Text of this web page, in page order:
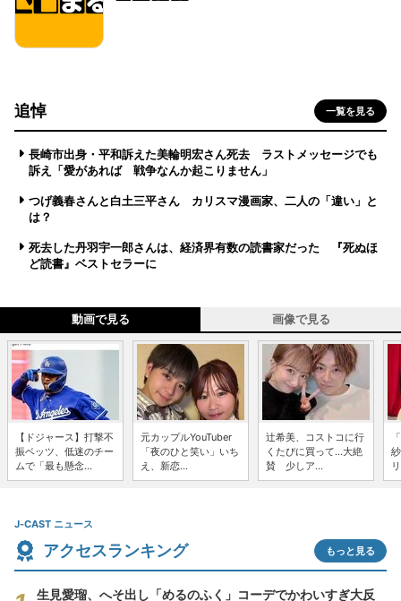
追悼 一覧を見る
長崎市出身・平和訴えた美輪明宏さん死去 ラストメッセージでも
訴え「愛があれば 戦争なんか起こりません」
つげ義春さんと白土三平さん カリスマ漫画家、二人の「違い」と
は？
死去した丹羽宇一郎さんは、経済界有数の読書家だった 『死ぬほ
ど読書』ベストセラーに
動画で見る 画像で見る
【ドジャース】打撃不
振ベッツ、低迷のチー
ムで「最も懸念...
元カップルYouTuber
「夜のひと笑い」いち
え、新恋...
辻希美、コストコに行
くたびに買って...大絶
賛 少しア...
J-CAST ニュース
アクセスランキング もっと見る
生見愛瑠、へそ出し「めるのふく」コーデでかわいすぎ大反